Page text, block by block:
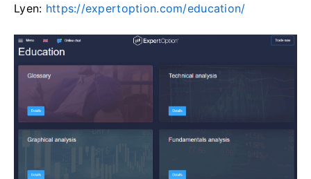
Lyen: https://expertoption.com/education/